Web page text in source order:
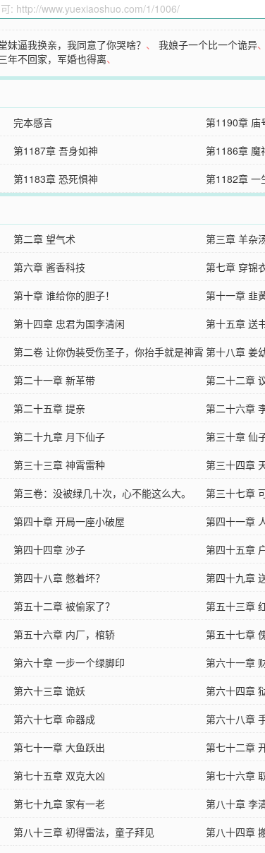
妹逼我换亲，我同意了你哭啥？ 、我娘子一个比一个诡异
年不回家，军婚也得离、
完本感言
第1190章 庙
第1187章 吾身如神
第1186章 魔
第1183章 恐死惧神 第1182章 一
第二章 望气术
第三章 羊杂
第六章 酱香科技
第七章 穿锦
第十章 谁给你的胆子！
第十一章 韭
第十四章 忠君为国李清闲
第十五章 送
第二卷 让你伪装受伤圣子，你抬手就是神霄
天雷？
第十八章 姜
第二十一章 新革带
第二十二章
第二十五章 提亲
第二十六章
第二十九章 月下仙子
第三十章 仙
第三十三章 神霄雷种
第三十四章
第三卷：没被绿几十次，心不能这么大。
第三十七章
第四十章 开局一座小破屋
第四十一章
第四十四章 沙子
第四十五章
第四十八章 憋着坏？
第四十九章
第五十二章 被偷家了？
第五十三章
第五十六章 内厂，棺轿
第五十七章
第六十章 一步一个绿脚印
第六十一章
第六十三章 诡妖
第六十四章
第六十七章 命器成
第六十八章
第七十一章 大鱼跃出
第七十二章
第七十五章 双克大凶
第七十六章
第七十九章 家有一老
第八十章 李
第八十三章 初得雷法，童子拜见
第八十四章